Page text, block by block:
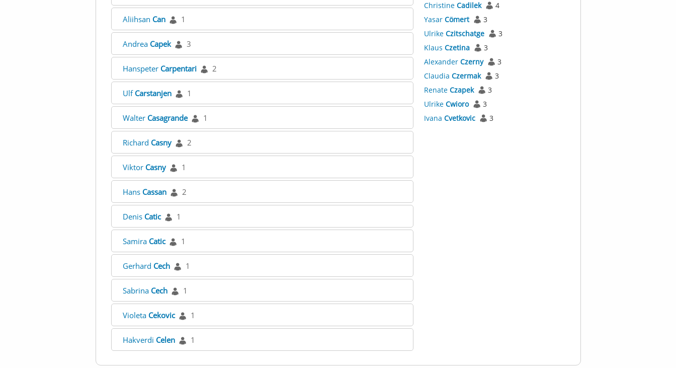
Aliihsan Can 1
Andrea Capek 3
Hanspeter Carpentari 2
Ulf Carstanjen 1
Walter Casagrande 1
Richard Casny 2
Viktor Casny 1
Hans Cassan 2
Denis Catic 1
Samira Catic 1
Gerhard Cech 1
Sabrina Cech 1
Violeta Cekovic 1
Hakverdi Celen 1
Christine Cadilek
4
Yasar Cömert
3
Ulrike Czitschatge
3
Klaus Czetina
3
Alexander Czerny
3
Claudia Czermak
3
Renate Czapek
3
Ulrike Cwioro
3
Ivana Cvetkovic 3